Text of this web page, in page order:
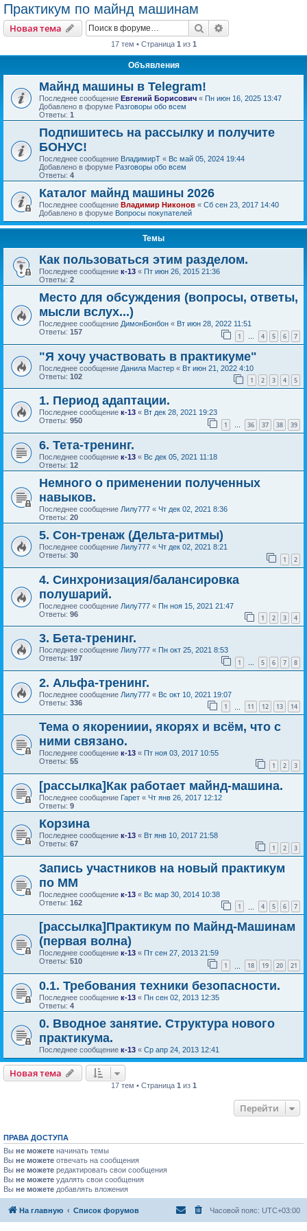
Практикум по майнд машинам
Новая тема Поиск
17 тем • Страница 1 из 1
Объявления
Майнд машины в Telegram!
Последнее сообщение Евгений Борисович « Пн июн 16, 2025 13:47
Добавлено в форуме Разговоры обо всем
Ответы: 1
Подпишитесь на рассылку и получите
БОНУС!
Последнее сообщение ВладимирТ « Вс май 05, 2024 19:44
Добавлено в форуме Разговоры обо всем
Ответы: 4
Каталог майнд машины 2026
Последнее сообщение Владимир Никонов « Сб сен 23, 2017 14:40
Добавлено в форуме Вопросы покупателей
Темы
Как пользоваться этим разделом.
Последнее сообщение к-13 « Пт июн 26, 2015 21:36
Ответы: 2
Место для обсуждения (вопросы, ответы,
мысли вслух...)
Последнее сообщение ДимонБонбон « Вт июн 28, 2022 11:51
Ответы: 157 1 … 4 5 6 7
"Я хочу участвовать в практикуме"
Последнее сообщение Данила Мастер « Вт июн 21, 2022 4:10
Ответы: 102 1 2 3 4 5
1. Период адаптации.
Последнее сообщение к-13 « Вт дек 28, 2021 19:23
Ответы: 950 1 … 36 37 38 39
6. Тета-тренинг.
Последнее сообщение к-13 « Вс дек 05, 2021 11:18
Ответы: 12
Немного о применении полученных
навыков.
Последнее сообщение Лилу777 « Чт дек 02, 2021 8:36
Ответы: 20
5. Сон-тренаж (Дельта-ритмы)
Последнее сообщение Лилу777 « Чт дек 02, 2021 8:21
Ответы: 30 1 2
4. Синхронизация/балансировка
полушарий.
Последнее сообщение Лилу777 « Пн ноя 15, 2021 21:47
Ответы: 96 1 2 3 4
3. Бета-тренинг.
Последнее сообщение Лилу777 « Пн окт 25, 2021 8:53
Ответы: 197 1 … 5 6 7 8
2. Альфа-тренинг.
Последнее сообщение Лилу777 « Вс окт 10, 2021 19:07
Ответы: 336 1 11 12 13 14
Тема о якорениии, якорях и всём, что с
ними связано.
Последнее сообщение к-13 « Пт ноя 03, 2017 10:55
Ответы: 55 1 2 3
[рассылка]Как работает майнд-машина.
Последнее сообщение Гарет « Чт янв 26, 2017 12:12
Ответы: 9
Корзина
Последнее сообщение к-13 « Вт янв 10, 2017 21:58
Ответы: 67 1 2 3
Запись участников на новый практикум
по ММ
Последнее сообщение к-13 « Вс мар 30, 2014 10:38
Ответы: 162 1 4 5 6 7
[рассылка]Практикум по Майнд-Машинам
(первая волна)
Последнее сообщение к-13 « Пт сен 27, 2013 21:59
Ответы: 510 1 18 19 20 21
0.1. Требования техники безопасности.
Последнее сообщение к-13 « Пн сен 02, 2013 12:35
Ответы: 4
0. Вводное занятие. Структура нового
практикума.
Последнее сообщение к-13 « Ср апр 24, 2013 12:41
Новая тема
17 тем • Страница 1 из 1
Перейти
ПРАВА ДОСТУПА
Вы не можете начинать темы
Вы не можете отвечать на сообщения
Вы не можете редактировать свои сообщения
Вы не можете удалять свои сообщения
Вы не можете добавлять вложения
На главную Список форумов Часовой пояс: UTC+03:00